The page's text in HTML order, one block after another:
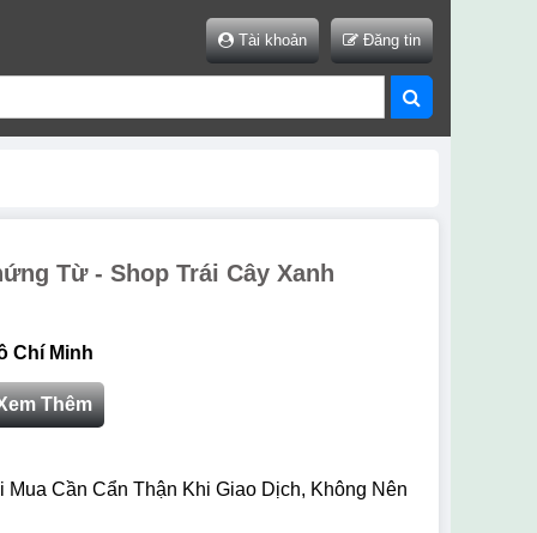
Tài khoản Đăng tin
Từ - Shop Trái Cây Xanh
Chí Minh
Thêm
Cần Cẩn Thận Khi Giao Dịch, Không Nên